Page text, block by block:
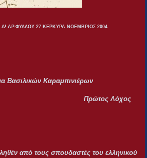
ΑΡ.ΦΥΛΛΟΥ 27 ΚΕΡΚΥΡΑ ΝΟΕΜΒΡΙΟΣ 2004
Βασιλικών Καραμπινιέρων
Λόχος
από τους σπουδαστές του ελληνικού